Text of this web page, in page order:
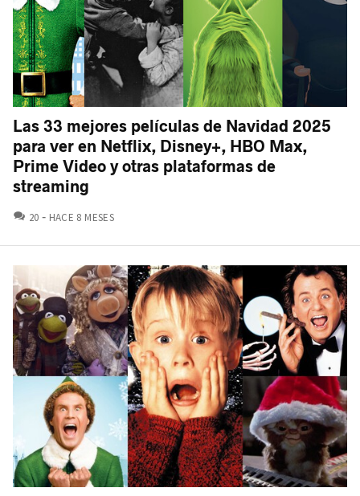
Las 33 mejores películas de Navidad 2025
para ver en Netflix, Disney+, HBO Max,
Prime Video y otras plataformas de
streaming
20 COMENTARIOS
HACE 8 MESES